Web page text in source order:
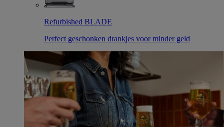
Refurbished BLADE
Perfect geschonken drankjes voor minder geld